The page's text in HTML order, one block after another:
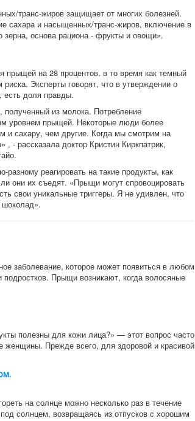
транс-жиров защищает от многих болезней.
сахара и насыщенных/транс-жиров, включение в
зерна, основа рациона - фрукты и овощи».
прыщей на 28 процентов, в то время как темный
Эксперты говорят, что в утверждении о
есть доля правды.
из молока. Потребление
уровнем прыщей. Некоторые люди более
и сахару, чем другие. Когда мы смотрим на
- рассказала доктор Кристин Киркпатрик,
реагировать на такие продукты, как
они их съедят. «Прыщи могут спровоцировать
свои уникальные триггеры. Я не удивлен, что
заболевание, которое может появиться в любом
подростков. Прыщи возникают, когда волосяные
полезны для кожи лица?» — этот вопрос часто
женщины. Прежде всего, для здоровой и красивой
на солнце можно несколько раз в течение
солнцем, возвращаясь из отпусков с хорошим